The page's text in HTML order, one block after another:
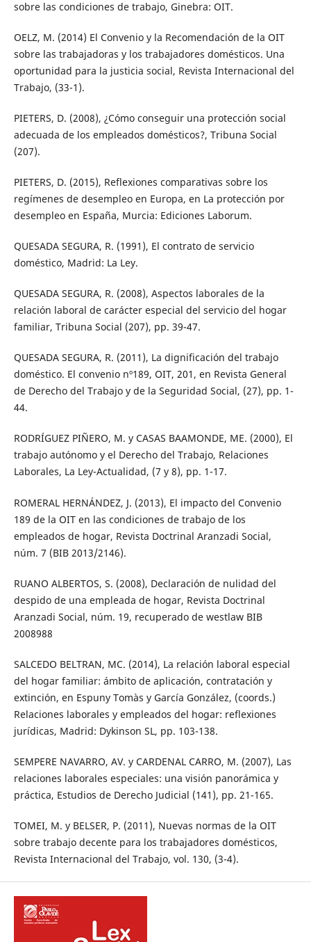
sobre las condiciones de trabajo, Ginebra: OIT.
OELZ, M. (2014) El Convenio y la Recomendación de la OIT
sobre las trabajadoras y los trabajadores domésticos. Una
oportunidad para la justicia social, Revista Internacional del
Trabajo, (33-1).
PIETERS, D. (2008), ¿Cómo conseguir una protección social
adecuada de los empleados domésticos?, Tribuna Social
(207).
PIETERS, D. (2015), Reflexiones comparativas sobre los
regímenes de desempleo en Europa, en La protección por
desempleo en España, Murcia: Ediciones Laborum.
QUESADA SEGURA, R. (1991), El contrato de servicio
doméstico, Madrid: La Ley.
QUESADA SEGURA, R. (2008), Aspectos laborales de la
relación laboral de carácter especial del servicio del hogar
familiar, Tribuna Social (207), pp. 39-47.
QUESADA SEGURA, R. (2011), La dignificación del trabajo
doméstico. El convenio nº189, OIT, 201, en Revista General
de Derecho del Trabajo y de la Seguridad Social, (27), pp. 1-
44.
RODRÍGUEZ PIÑERO, M. y CASAS BAAMONDE, ME. (2000), El
trabajo autónomo y el Derecho del Trabajo, Relaciones
Laborales, La Ley-Actualidad, (7 y 8), pp. 1-17.
ROMERAL HERNÁNDEZ, J. (2013), El impacto del Convenio
189 de la OIT en las condiciones de trabajo de los
empleados de hogar, Revista Doctrinal Aranzadi Social,
núm. 7 (BIB 2013/2146).
RUANO ALBERTOS, S. (2008), Declaración de nulidad del
despido de una empleada de hogar, Revista Doctrinal
Aranzadi Social, núm. 19, recuperado de westlaw BIB
2008988
SALCEDO BELTRAN, MC. (2014), La relación laboral especial
del hogar familiar: ámbito de aplicación, contratación y
extinción, en Espuny Tomàs y García González, (coords.)
Relaciones laborales y empleados del hogar: reflexiones
jurídicas, Madrid: Dykinson SL, pp. 103-138.
SEMPERE NAVARRO, AV. y CARDENAL CARRO, M. (2007), Las
relaciones laborales especiales: una visión panorámica y
práctica, Estudios de Derecho Judicial (141), pp. 21-165.
TOMEI, M. y BELSER, P. (2011), Nuevas normas de la OIT
sobre trabajo decente para los trabajadores domésticos,
Revista Internacional del Trabajo, vol. 130, (3-4).